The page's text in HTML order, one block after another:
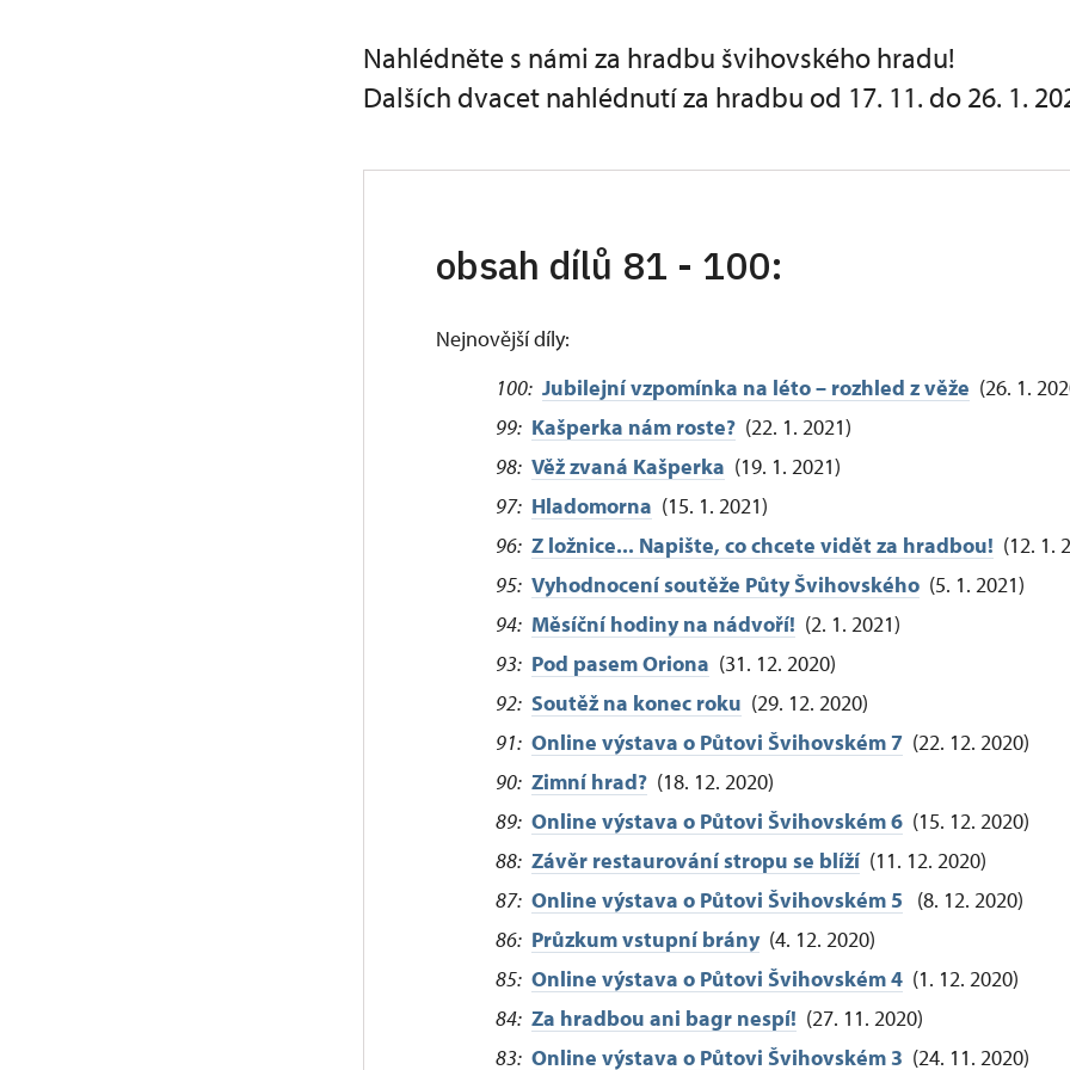
Nahlédněte s námi za hradbu švihovského hradu!
Dalších dvacet nahlédnutí za hradbu od 17. 11. do 26. 1.
obsah dílů 81 - 100:
Nejnovější díly:
100: Jubilejní vzpomínka na léto – rozhled z věže (26. 1.
99: Kašperka nám roste? (22. 1. 2021)
98: Věž zvaná Kašperka (19. 1. 2021)
97: Hladomorna (15. 1. 2021)
96: Z ložnice... Napište, co chcete vidět za hradbou! (12. 1.
95: Vyhodnocení soutěže Půty Švihovského (5. 1. 2021)
94: Měsíční hodiny na nádvoří! (2. 1. 2021)
93: Pod pasem Oriona (31. 12. 2020)
92: Soutěž na konec roku (29. 12. 2020)
91: Online výstava o Půtovi Švihovském 7 (22. 12. 2020)
90: Zimní hrad? (18. 12. 2020)
89: Online výstava o Půtovi Švihovském 6 (15. 12. 2020)
88: Závěr restaurování stropu se blíží (11. 12. 2020)
87: Online výstava o Půtovi Švihovském 5 (8. 12. 2020)
86: Průzkum vstupní brány(4. 12. 2020)
85: Online výstava o Půtovi Švihovském 4 (1. 12. 2020)
84: Za hradbou ani bagr nespí! (27. 11. 2020)
83: Online výstava o Půtovi Švihovském 3 (24. 11. 2020)